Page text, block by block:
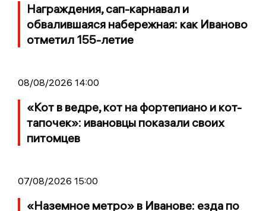
Награждения, сап-карнавал и
обвалившаяся набережная: как Иваново
отметил 155-летие
08/08/2026 14:00
«Кот в ведре, кот на фортепиано и кот-
тапочек»: ивановцы показали своих
питомцев
07/08/2026 15:00
«Наземное метро» в Иванове: езда по